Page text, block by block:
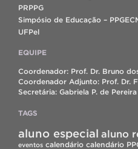
PRPPG
Simpósio de Educação –
UFPel
EQUIPE
Coordenador: Prof. Dr. Bruno
Coordenador Adjunto: Prof. Dr.
Secretária: Gabriela P. de Pereira
TAGS
aluno especial aluno
eventos calendário calendário